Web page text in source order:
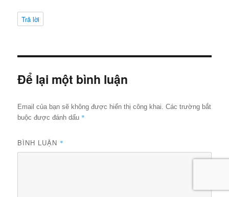
Trả lời
Để lại một bình luận
Email của bạn sẽ không được hiển thị công khai.
Các trường bắt
buộc được đánh dấu *
BÌNH LUẬN *